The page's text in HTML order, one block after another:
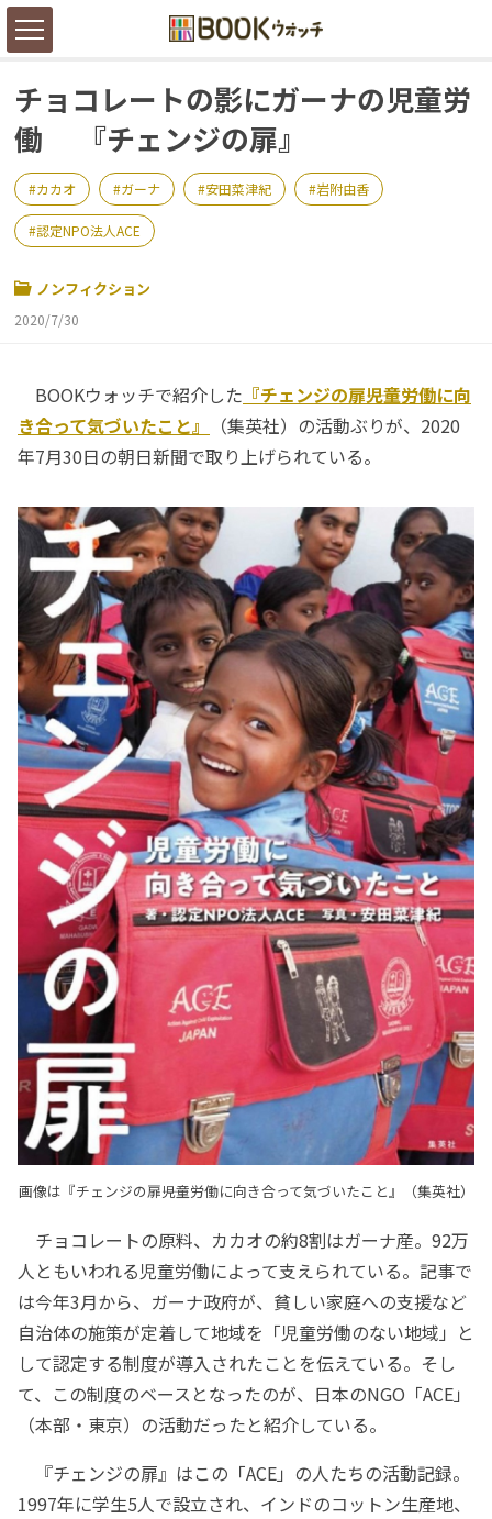
チョコレートの影にガーナの児童労
働 『チェンジの扉』
カカオ ガーナ 安田菜津紀 岩附由香
認定NPO法人ACE
ノンフィクション
2020/7/30
BOOKウォッチで紹介した 『チェンジの扉――児童労働に向
き合って気づいたこと』
（集英社）の活動ぶりが、2020
年7月30日の朝日新聞で取り上げられている。
画像は『チェンジの扉――児童労働に向き合って気づいたこと』（集英社）
チョコレートの原料、カカオの約8割はガーナ産。92万
人ともいわれる児童労働によって支えられている。記事で
は今年3月から、ガーナ政府が、貧しい家庭への支援など
自治体の施策が定着して地域を「児童労働のない地域」と
して認定する制度が導入されたことを伝えている。そし
て、この制度のベースとなったのが、日本のNGO「ACE」
（本部・東京）の活動だったと紹介している。
『チェンジの扉』はこの「ACE」の人たちの活動記録。
1997年に学生5人で設立され、インドのコットン生産地、